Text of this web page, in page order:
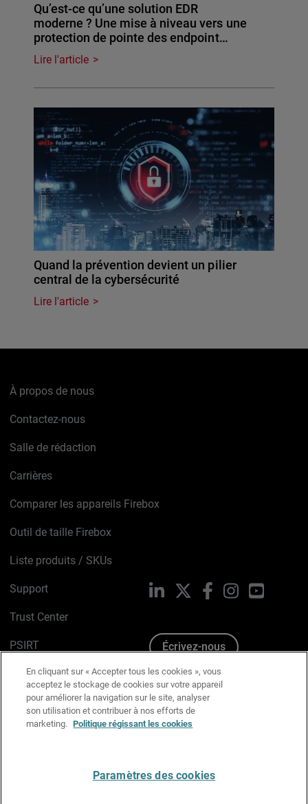
Qu’est-ce qu’une solution EDR
moderne ? Une mise à niveau vers une
protection de pointe des endpoint…
Lire l'article
Quand la prévention devient un pilier
central de la cybersécurité
Lire l'article
À propos de nous
Contactez-nous
Salle de rédaction
Carrières
Comparer les appareils Firebox
Outil de taille Firebox
Liste produits / SKUs
Support
Trust Center
PSIRT
Avis sur les cookies
Politique de confidentialité
Charte Graphique
LinkedIn FacebookInstagramYouTube
Écrivez-nous
En cliquant sur « Accepter tous les cookies », vous
acceptez le stockage de cookies sur votre appareil
pour améliorer la navigation sur le site, analyser
son utilisation et contribuer à nos efforts de
marketing. Politique régissant les cookies
Paramètres des cookies